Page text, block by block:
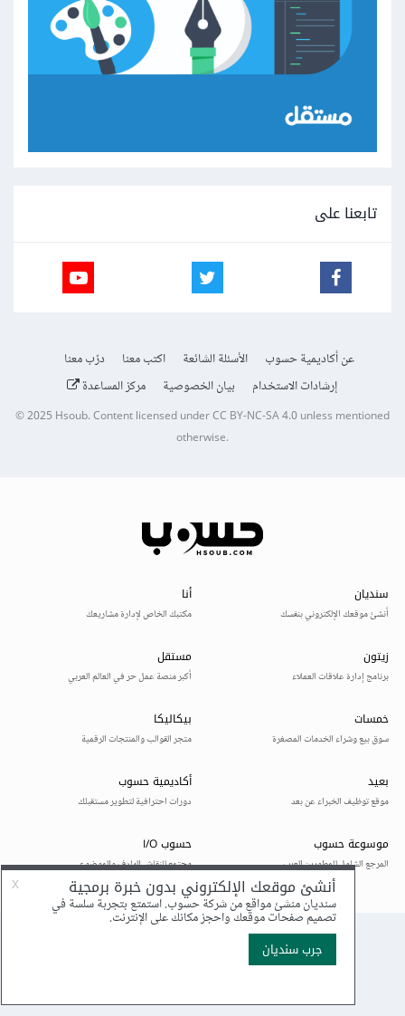
تابعنا على
عن أكاديمية حسوب الأسئلة الشائعة اكتب معنا
درّب معنا
إرشادات الاستخدام
بيان الخصوصية مركز المساعدة
© 2025Hsoub.Content licensed underCC BY-NC-SA 4.0unless mentioned
otherwise.